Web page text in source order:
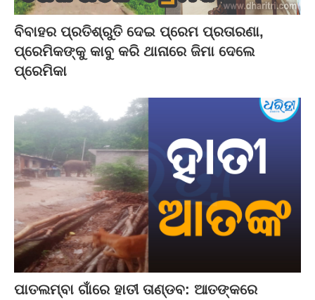
ବିବାହର ପ୍ରତିଶ୍ରୁତି ଦେଇ ପ୍ରେମ ପ୍ରତାରଣା,
ପ୍ରେମିକଙ୍କୁ କାବୁ କରି ଥାନାରେ ଜିମା ଦେଲେ
ପ୍ରେମିକା
ପାତଲମ୍ବା ଗାଁରେ ହାତୀ ତାଣ୍ଡବ: ଆତଙ୍କରେ